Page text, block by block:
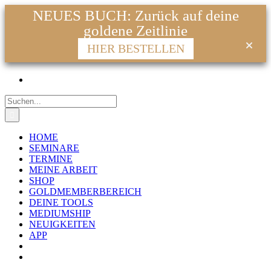
NEUES BUCH: Zurück auf deine
goldene Zeitlinie
HIER BESTELLEN
Zum
Inhalt
Facebook
Instagram
YouTube
WhatsApp
Suche
nach:
HOME
SEMINARE
TERMINE
MEINE ARBEIT
SHOP
GOLDMEMBERBEREICH
DEINE TOOLS
MEDIUMSHIP
NEUIGKEITEN
APP